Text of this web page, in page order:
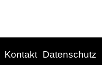
Kontakt Datenschutz